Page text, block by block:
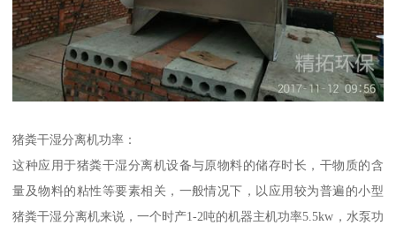
猪粪干湿分离机功率：
这种应用于猪粪干湿分离机设备与原物料的储存时长，干物质的含
量及物料的粘性等要素相关，一般情况下，以应用较为普遍的小型
猪粪干湿分离机来说，一个时产1-2吨的机器主机功率5.5kw，水泵功